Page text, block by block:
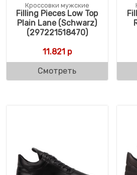
Кроссовки мужские
Filling Pieces Low Top
Plain Lane (Schwarz)
(297221518470)
11.821 р
Смотреть